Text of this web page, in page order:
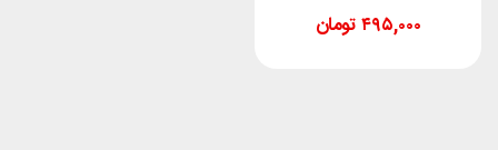
تومان۴۹۵,۰۰۰